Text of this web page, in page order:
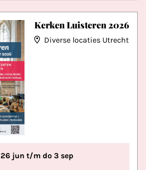
Kerken Luisteren 2026
Diverse locaties Utrecht
jun t/m do 3 sep